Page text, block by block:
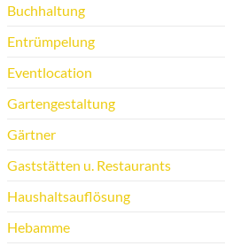
Buchhaltung
Entrümpelung
Eventlocation
Gartengestaltung
Gärtner
Gaststätten u. Restaurants
Haushaltsauflösung
Hebamme